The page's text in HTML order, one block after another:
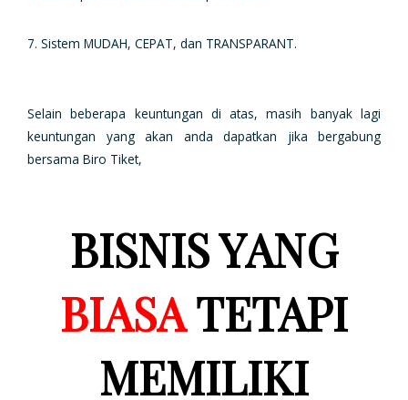
7. Sistem MUDAH, CEPAT, dan TRANSPARANT.
Selain beberapa keuntungan di atas, masih banyak lagi
keuntungan yang akan anda dapatkan jika bergabung
bersama Biro Tiket,
BISNIS YANG
BIASATETAPI
MEMILIKI